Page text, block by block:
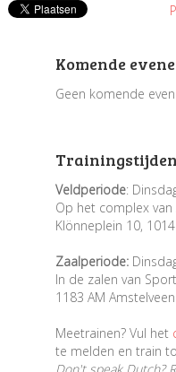
Komende
Geen komende
Trainingstijden
Veldperiode:
Op het complex van
Klönneplein 10,
Zaalperiode:
In de zalen van
1183 AM Amstelveen
Meetrainen? Vul het
te melden en train